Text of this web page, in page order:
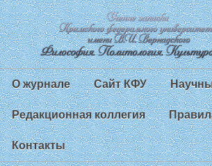
О журнале Сайт КФУ
Редакционная коллегия
Контакты